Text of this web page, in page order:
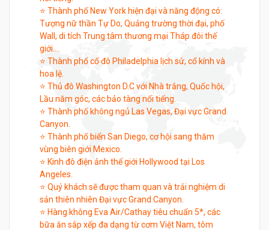
⭐ Thành phố New York hiện đại và năng động có:
Tượng nữ thần Tự Do, Quảng trường thời đại, phố
Wall, di tích Trung tâm thương mại Tháp đôi thế
giới….
⭐ Thành phố cố đô Philadelphia lịch sử, cổ kính và
hoa lệ.
⭐ Thủ đô Washington D.C với Nhà trắng, Quốc hội,
Lầu năm góc, các bảo tàng nổi tiếng.
⭐ Thành phố không ngủ Las Vegas, Đại vực Grand
Canyon.
⭐ Thành phố biển San Diego, cơ hội sang thăm
vùng biên giới Mexico.
⭐ Kinh đô điện ảnh thế giới Hollywood tại Los
Angeles.
⭐ Quý khách sẽ được tham quan và trải nghiệm di
sản thiên nhiên Đại vực Grand Canyon.
⭐ Hàng không Eva Air/Cathay tiêu chuẩn 5*, các
bữa ăn sắp xếp đa dạng từ cơm Việt Nam, tôm